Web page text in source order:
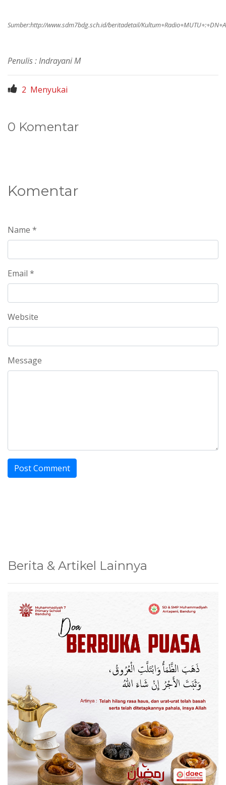
Sumber:http://www.sdm7bdg.sch.id/beritadetail/
Penulis : Indrayani M
2 Menyukai
0 Komentar
Komentar
Name *
Email *
Website
Message
Berita & Artikel Lainnya